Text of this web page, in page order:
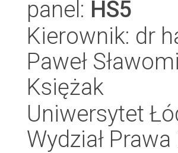
panel: HS5
Kierownik: dr
Paweł
Księżak
Uniwersytet
Wydział